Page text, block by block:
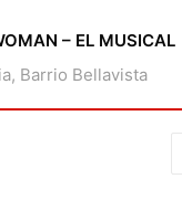
– EL MUSICAL
Barrio Bellavista